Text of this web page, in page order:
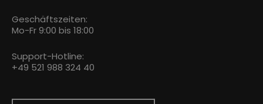
Geschäftszeiten:
Mo-Fr 9:00 bis 18:00
Support-Hotline:
+49 521 988 324 40